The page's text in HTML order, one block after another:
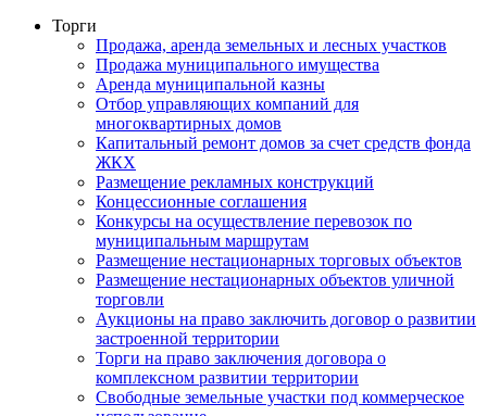
Торги
Продажа, аренда земельных и лесных участков
Продажа муниципального имущества
Аренда муниципальной казны
Отбор управляющих компаний для
многоквартирных домов
Капитальный ремонт домов за счет средств фонда
ЖКХ
Размещение рекламных конструкций
Концессионные соглашения
Конкурсы на осуществление перевозок по
муниципальным маршрутам
Размещение нестационарных торговых объектов
Размещение нестационарных объектов уличной
торговли
Аукционы на право заключить договор о развитии
застроенной территории
Торги на право заключения договора о
комплексном развитии территории
Свободные земельные участки под коммерческое